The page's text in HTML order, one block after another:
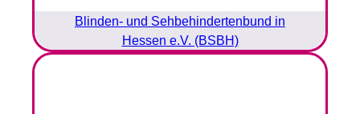
Blinden- und Sehbehindertenbund in
Hessen e.V. (BSBH)